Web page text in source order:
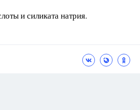
и силиката натрия.